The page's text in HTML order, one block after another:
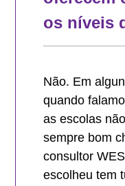
os níveis
Não. Em
quando
as escolas
sempre bom
consultor
escolheu tem